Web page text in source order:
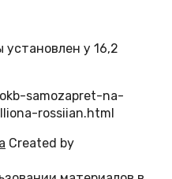
у 16,2
samozapret-na-
rossiian.html
Created by